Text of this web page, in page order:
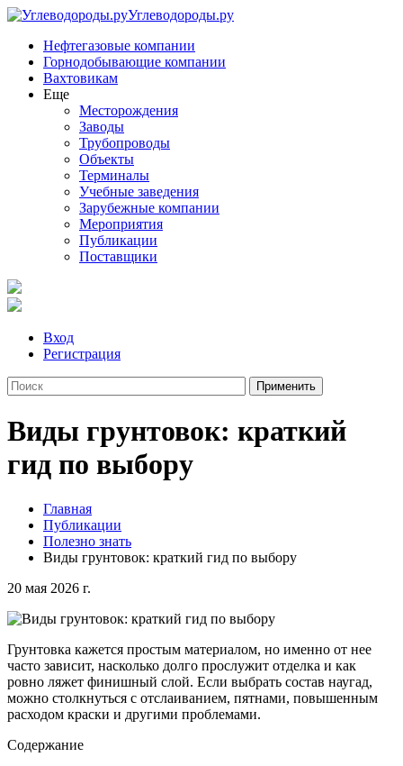
Углеводороды.ру
Нефтегазовые компании
Горнодобывающие компании
Вахтовикам
Еще
Месторождения
Заводы
Трубопроводы
Объекты
Терминалы
Учебные заведения
Зарубежные компании
Мероприятия
Публикации
Поставщики
Вход
Регистрация
Виды грунтовок: краткий
гид по выбору
Главная
Публикации
Полезно знать
Виды грунтовок: краткий гид по выбору
20 мая 2026 г.
Грунтовка кажется простым материалом, но именно от нее
часто зависит, насколько долго прослужит отделка и как
ровно ляжет финишный слой. Если выбрать состав наугад,
можно столкнуться с отслаиванием, пятнами, повышенным
расходом краски и другими проблемами.
Содержание